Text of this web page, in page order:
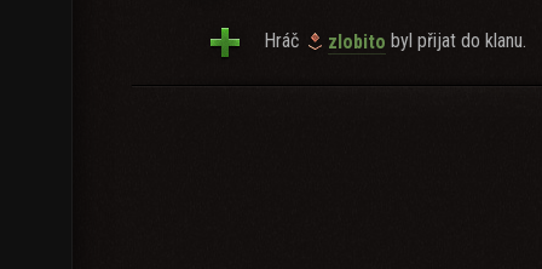
Hráč zlobito byl přijat do klanu.